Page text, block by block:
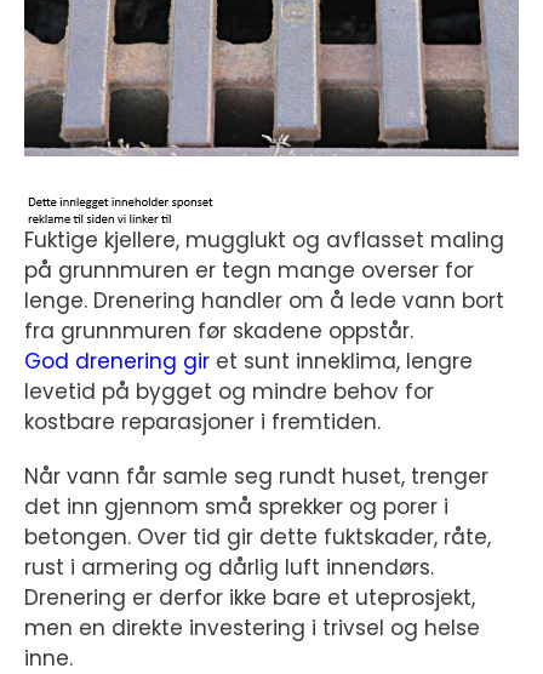
Fuktige kjellere, mugglukt og avflasset maling
på grunnmuren er tegn mange overser for
lenge. Drenering handler om å lede vann bort
fra grunnmuren før skadene oppstår.
God drenering gir et sunt inneklima, lengre
levetid på bygget og mindre behov for
kostbare reparasjoner i fremtiden.
Når vann får samle seg rundt huset, trenger
det inn gjennom små sprekker og porer i
betongen. Over tid gir dette fuktskader, råte,
rust i armering og dårlig luft innendørs.
Drenering er derfor ikke bare et uteprosjekt,
men en direkte investering i trivsel og helse
inne.